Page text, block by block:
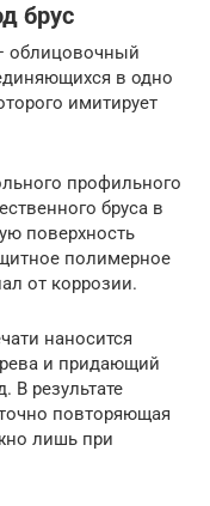
брус
облицовочный
в одно
имитирует
профильного
бруса в
поверхность
полимерное
от коррозии.
наносится
и придающий
В результате
повторяющая
лишь при